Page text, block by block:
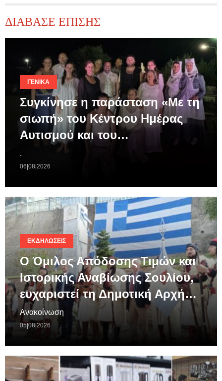
ΔΙΑΒΑΣΕ ΕΠΙΣΗΣ
ΓΕΝΙΚΆ
Συγκίνησε η παράσταση «Με τη
σιωπή» του Κέντρου Ημέρας
Αυτισμού και του…
.
06|08|2026
ΕΚΔΗΛΏΣΕΙΣ
Ο Όμιλος Απόδοσης Τιμών και
Ιστορικής Αναβίωσης Σουλίου,
ευχαριστεί τη Δημοτική Αρχή…
Ανακοίνωση
05|08|2026